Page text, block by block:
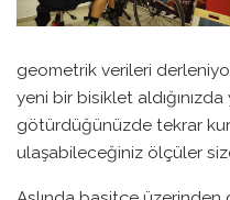
geometrik verileri
yeni bir bisiklet
götürdüğünüzde tekrar
ulaşabileceğiniz ölçüler